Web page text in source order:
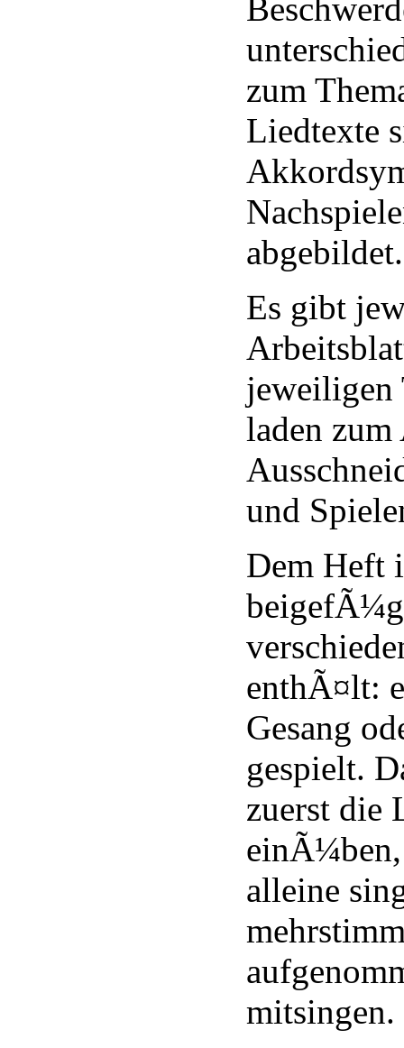
zum
Liedtexte
abgebildet.
Es gibt
jeweiligen
laden zum
und
Dem Heft
enthÃ¤lt:
Gesang
gespielt.
zuerst die
einÃ¼ben,
alleine
mitsingen.